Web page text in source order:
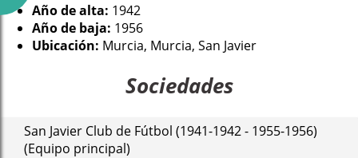
Año de alta: 1942
Año de baja: 1956
Ubicación: Murcia, Murcia, San Javier
Sociedades
San Javier Club de Fútbol (1941-1942 - 1955-1956)
(Equipo principal)